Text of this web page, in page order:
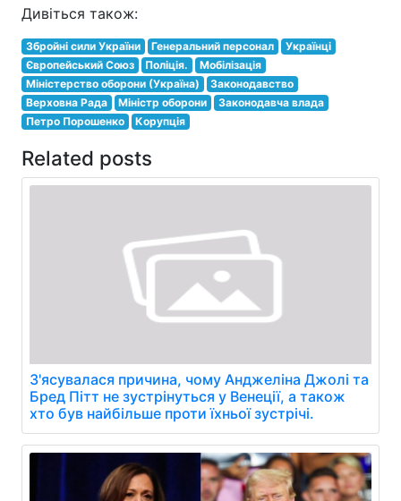
Дивіться також:
Збройні сили України Генеральний персонал
Українці
Європейський Союз
Поліція.
Мобілізація
Міністерство оборони (Україна)
Законодавство
Верховна Рада
Міністр оборони
Законодавча влада
Петро Порошенко
Корупція
Related posts
З'ясувалася причина, чому Анджеліна Джолі та
Бред Пітт не зустрінуться у Венеції, а також
хто був найбільше проти їхньої зустрічі.